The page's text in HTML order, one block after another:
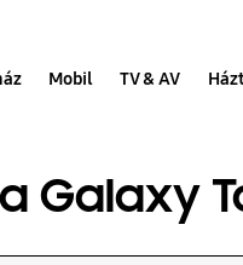
Mobil TV & AV
Galaxy